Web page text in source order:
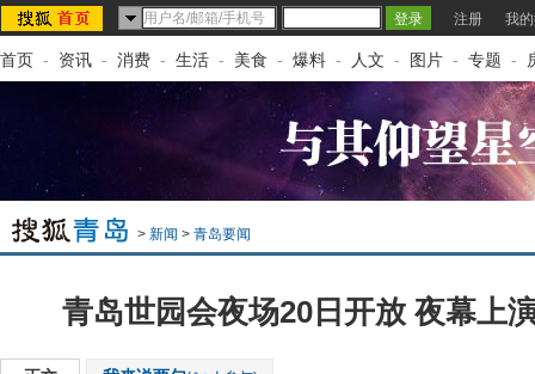
注册 我
首页 - 资讯 - 消费 - 生活 - 美食 - 爆料 - 人文 - 图片 - 专题 -
> 新闻 > 青岛要闻
青岛世园会夜场20日开放 夜幕上